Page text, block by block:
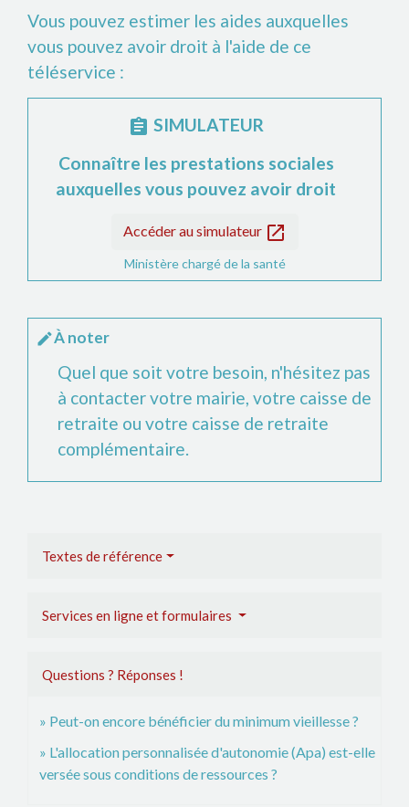
Vous pouvez estimer les aides auxquelles
vous pouvez avoir droit à l'aide de ce
téléservice :
assignment SIMULATEUR
Connaître les prestations sociales
auxquelles vous pouvez avoir droit
Accéder au simulateur open_in_new
Ministère chargé de la santé
editÀ noter
Quel que soit votre besoin, n'hésitez pas
à contacter votre mairie, votre caisse de
retraite ou votre caisse de retraite
complémentaire.
Textes de référence
Services en ligne et formulaires
Questions ? Réponses !
Peut-on encore bénéficier du minimum vieillesse ?
L'allocation personnalisée d'autonomie (Apa) est-elle
versée sous conditions de ressources ?